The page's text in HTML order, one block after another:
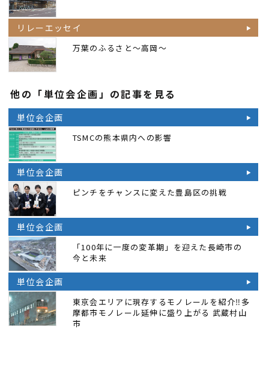
リレーエッセイ
万葉のふるさと～高岡～
他の「単位会企画」の記事を見る
単位会企画
TSMCの熊本県内への影響
単位会企画
ピンチをチャンスに変えた豊島区の挑戦
単位会企画
「100年に一度の変革期」を迎えた長崎市の
今と未来
単位会企画
東京会エリアに現存するモノレールを紹介‼多
摩都市モノレール延伸に盛り上がる 武蔵村山
市